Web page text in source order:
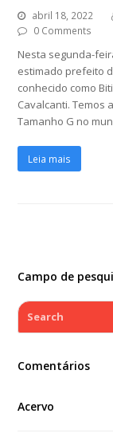
abril 18, 2022
0 Comments
Nesta segunda-
estimado prefeito
conhecido como
Cavalcanti. Temos
Tamanho G no
Leia mais
Campo de
Search
Comentários
Acervo